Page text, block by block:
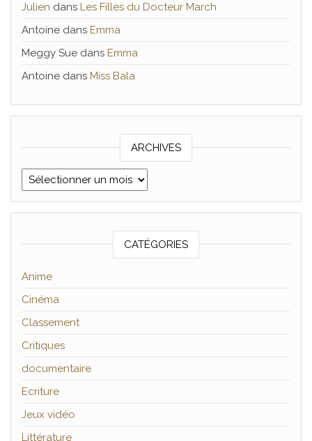
Julien dans Les Filles du Docteur March
Antoine dans Emma
Meggy Sue dans Emma
Antoine dans Miss Bala
ARCHIVES
Archives
CATÉGORIES
Anime
Cinéma
Classement
Critiques
documentaire
Ecriture
Jeux vidéo
Littérature